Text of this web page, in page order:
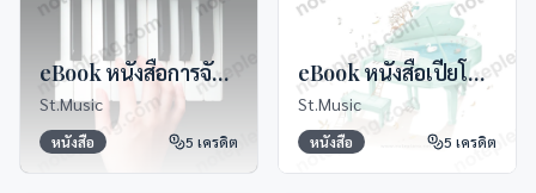
eBook หนังสือการจับคอร์ดสำหรับ Beginner
St.Music
หนังสือ 5 เครดิต
eBook หนังสือเปียโนไทย Hits
St.Music
หนังสือ 5 เครดิต